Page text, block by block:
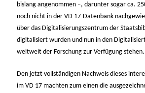
bislang angenommen –, darunter sogar ca.
noch nicht in der VD 17-Datenbank
über das Digitalisierungszentrum der
digitalisiert wurden und nun in den
weltweit der Forschung zur Verfügung stehen.
Den jetzt vollständigen Nachweis dieses
im VD 17 machten zum einen die